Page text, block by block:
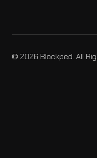
© 2026 Blockped. All